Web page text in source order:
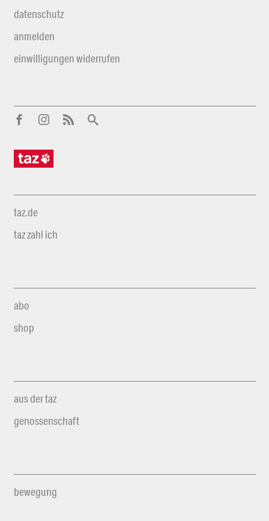
datenschutz
anmelden
einwilligungen widerrufen
taz.de
taz zahl ich
abo
shop
aus der taz
genossenschaft
bewegung